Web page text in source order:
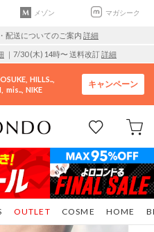
メゾン マガシーク
配送についてのご案内 詳細
｜7/30 (木) 14時〜 送料改訂詳細
HILLS..
mis.. NIKE
キャンペーン
COSME HOME
OUTLET